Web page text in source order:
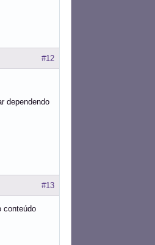
#12
dependendo
#13
conteúdo